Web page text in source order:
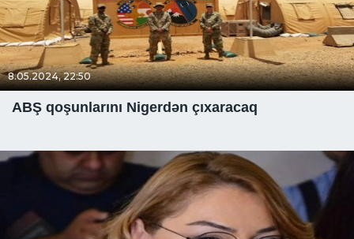
8.05.2024, 22:50
ABŞ qoşunlarını Nigerdən çıxaracaq